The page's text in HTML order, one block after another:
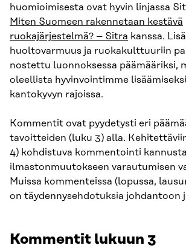
huomioimisesta ovat hyvin linjassa
Miten Suomeen rakennetaan kestävä
ruokajärjestelmä? – Sitra kanssa.
huoltovarmuus ja ruokakulttuuriin
nostettu luonnoksessa päämääriksi,
oleellista hyvinvointimme
kantokyvyn rajoissa.
Kommentit ovat pyydetysti eri
tavoitteiden (luku 3) alla.
4) kohdistuva kommentointi
ilmastonmuutokseen varautumisen
Muissa kommenteissa (lopussa,
on täydennysehdotuksia johdantoon
Kommentit lukuun 3